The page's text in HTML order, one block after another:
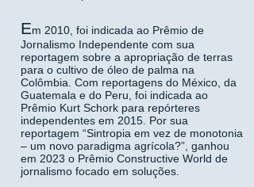
Em 2010, foi indicada ao Prêmio de
Jornalismo Independente com sua
reportagem sobre a apropriação de terras
para o cultivo de óleo de palma na
Colômbia. Com reportagens do México, da
Guatemala e do Peru, foi indicada ao
Prêmio Kurt Schork para repórteres
independentes em 2015. Por sua
reportagem “Sintropia em vez de monotonia
– um novo paradigma agrícola?”, ganhou
em 2023 o Prêmio Constructive World de
jornalismo focado em soluções.